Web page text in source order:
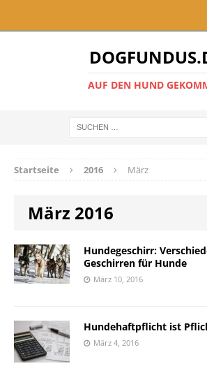
AUF DEN HUND
Startseite 2016 März
März 2016
Hundegeschirr:
Geschirren für Hunde
März 10, 2016
Hundehaftpflicht ist
März 4, 2016